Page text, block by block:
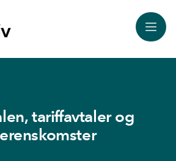
Meny
tariffavtaler og